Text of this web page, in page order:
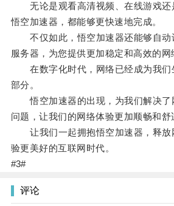
无论是观看高清视频、在线游戏还
悟空加速器，都能够更快速地完成。
不仅如此，悟空加速器还能够自动
服务器，为您提供更加稳定和高效的网
在数字化时代，网络已经成为我们
部分。
悟空加速器的出现，为我们解决了
问题，让我们的网络体验更加顺畅和舒
让我们一起拥抱悟空加速器，释放
验更美好的互联网时代。
#3#
评论